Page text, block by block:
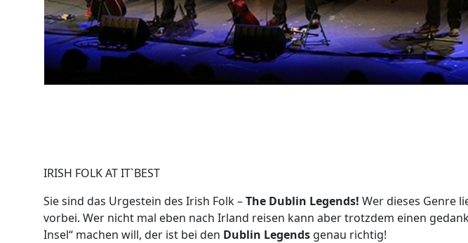
IRISH FOLK AT IT`BEST
Sie sind das Urgestein des Irish Folk –The Dublin Legends! Wer dieses Genre
vorbei. Wer nicht mal eben nach Irland reisen kann aber trotzdem einen
Insel“ machen will, der ist bei den Dublin Legends genau richtig!